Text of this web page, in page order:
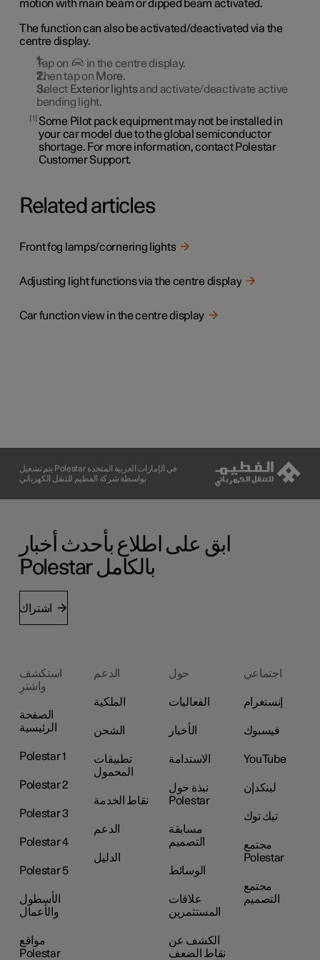
motion with main beam or dipped beam activated.
The function can also be activated/deactivated via the
centre display.
Tap on
in the centre display.
Then tap on More.
Select Exterior lightsand activate/deactivate active
bending light.
1 Some Pilot pack equipment may not be installed in
your car model due to the global semiconductor
shortage. For more information, contact Polestar
Customer Support.
Related articles
Front fog lamps/cornering lights
Adjusting light functions via the centre display
Car function view in the centre display
يتم تشغيل Polestar في الإمارات العربية المتحدة
بواسطة شركة الفطيم للتنقل الكهربائي
ابق على اطلاع بأحدث أخبار
Polestar بالكامل
اشتراك
استكشف
واشترِ
الصفحة
الرئيسية
Polestar 1
Polestar 2
Polestar 3
Polestar 4
Polestar 5
الأسطول
والأعمال
مواقع
Polestar
الدعم
الملكية
الشحن
تطبيقات
المحمول
نقاط الخدمة
الدعم
الدليل
حول
الفعاليات
الأخبار
الاستدامة
نبذة حول
Polestar
مسابقة
التصميم
الوسائط
علاقات
المستثمرين
الكشف عن
نقاط الضعف
اجتماعي
إنستغرام
فيسبوك
YouTube
لينكدإن
تيك توك
مجتمع
Polestar
مجتمع
التصميم